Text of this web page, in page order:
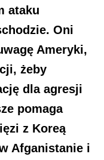
ataku
Oni
Ameryki,
żeby
dla agresji
pomaga
z Koreą
Afganistanie i